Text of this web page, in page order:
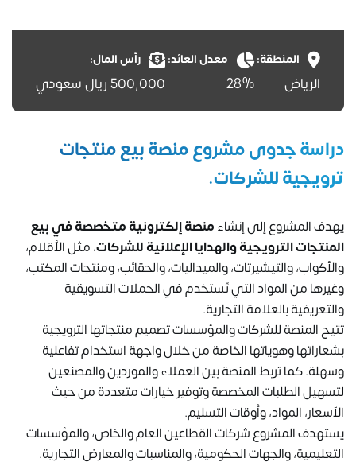
المنطقة:
الرياض
معدل العائد:
28%
رأس المال:
500,000 ريال سعودي
دراسة جدوى مشروع منصة بيع منتجات
ترويجية للشركات.
يهدف المشروع إلى إنشاءمنصة إلكترونية متخصصة في بيع
المنتجات الترويجية والهدايا الإعلانية للشركات، مثل الأقلام،
والأكواب، والتيشيرتات، والميداليات، والحقائب، ومنتجات المكتب،
وغيرها من المواد التي تُستخدم في الحملات التسويقية
والتعريفية بالعلامة التجارية.
تتيح المنصة للشركات والمؤسسات تصميم منتجاتها الترويجية
بشعاراتها وهوياتها الخاصة من خلال واجهة استخدام تفاعلية
وسهلة. كما تربط المنصة بين العملاء والموردين والمصنعين
لتسهيل الطلبات المخصصة وتوفير خيارات متعددة من حيث
الأسعار، المواد، وأوقات التسليم.
يستهدف المشروع شركات القطاعين العام والخاص، والمؤسسات
التعليمية، والجهات الحكومية، والمناسبات والمعارض التجارية.